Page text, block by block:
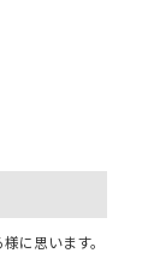
に思います。